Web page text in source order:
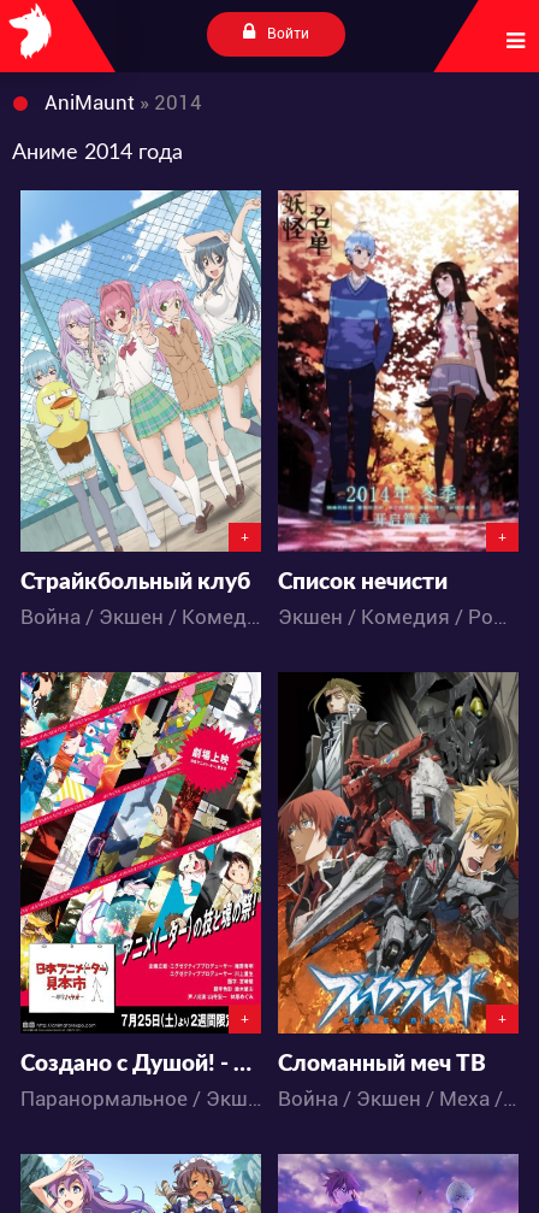
Войти
AniMaunt » 2014
Аниме 2014 года
36862
4 30
+
Страйкбольный клуб
Война / Экшен / Комедия / Сёдзё / Аниме
5803
2 8
+
Список нечисти
Экшен / Комедия / Романтика / Фэнтези / Аниме
7378
0 27
+
Создано с Душой! - Японский Аниме Экспо
Паранормальное / Экшен / Меха / Фантастика / Школа / Аниме
5350
1 3
+
Сломанный меч ТВ
Война / Экшен / Меха / Сёнэн / Фэнтези / Аниме